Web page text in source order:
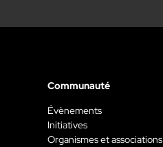
Communauté
Évènements
Initiatives
Organismes et associations